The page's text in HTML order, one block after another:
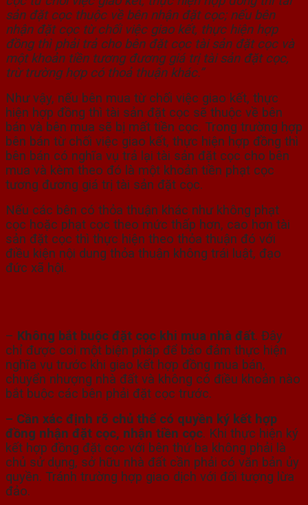
sản đặt cọc thuộc về bên nhận đặt cọc; nếu bên
nhận đặt cọc từ chối việc giao kết, thực hiện hợp
đồng thì phải trả cho bên đặt cọc tài sản đặt cọc và
một khoản tiền tương đương giá trị tài sản đặt cọc,
trừ trường hợp có thoả thuận khác.”
Như vậy, nếu bên mua từ chối việc giao kết, thực
hiện hợp đồng thì tài sản đặt cọc sẽ thuộc về bên
bán và bên mua sẽ bị mất tiền cọc. Trong trường hợp
bên bán từ chối việc giao kết, thực hiện hợp đồng thì
bên bán có nghĩa vụ trả lại tài sản đặt cọc cho bên
mua và kèm theo đó là một khoản tiền phạt cọc
tương đương giá trị tài sản đặt cọc.
Nếu các bên có thỏa thuận khác như không phạt
cọc hoặc phạt cọc theo mức thấp hơn, cao hơn tài
sản đặt cọc thì thực hiện theo thỏa thuận đó với
điều kiện nội dung thỏa thuận không trái luật, đạo
đức xã hội.
– Không bắt buộc đặt cọc khi mua nhà đất. Đây
chỉ được coi một biện pháp để bảo đảm thực hiện
nghĩa vụ trước khi giao kết hợp đồng mua bán,
chuyển nhượng nhà đất và không có điều khoản nào
bắt buộc các bên phải đặt cọc trước.
– Cần xác định rõ chủ thể có quyền ký kết hợp
đồng nhận đặt cọc, nhận tiền cọc. Khi thực hiện ký
kết hợp đồng đặt cọc với bên thứ ba không phải là
chủ sử dụng, sở hữu nhà đất cần phải có văn bản ủy
quyền. Tránh trường hợp giao dịch với đối tượng lừa
đảo.